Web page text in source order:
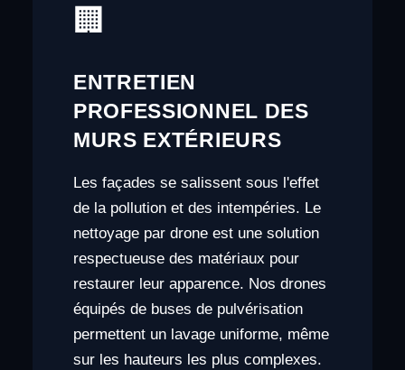
🏢
ENTRETIEN
PROFESSIONNEL DES
MURS EXTÉRIEURS
Les façades se salissent sous l'effet
de la pollution et des intempéries. Le
nettoyage par drone est une solution
respectueuse des matériaux pour
restaurer leur apparence. Nos drones
équipés de buses de pulvérisation
permettent un lavage uniforme, même
sur les hauteurs les plus complexes.